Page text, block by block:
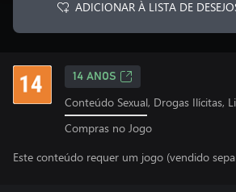
ADICIONAR À LISTA DE
14 ANOS
Conteúdo Sexual, Drogas Ilícitas,
Compras no Jogo
Este conteúdo requer um jogo (vendido